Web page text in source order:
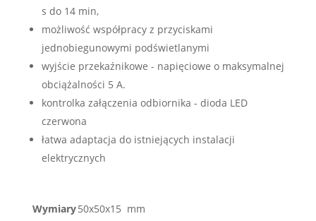
s do 14 min,
możliwość współpracy z przyciskami
jednobiegunowymi podświetlanymi
wyjście przekaźnikowe - napięciowe o maksymalnej
obciążalności 5 A.
kontrolka załączenia odbiornika - dioda LED
czerwona
łatwa adaptacja do istniejących instalacji
elektrycznych
Wymiary50x50x15 mm